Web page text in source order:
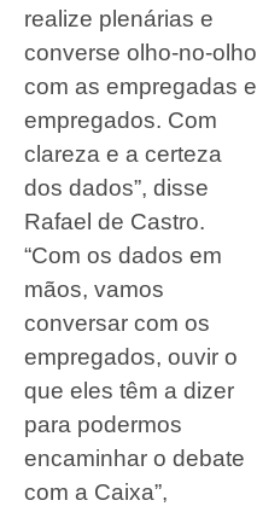
realize plenárias e
converse olho-no-olho
com as empregadas e
empregados. Com
clareza e a certeza
dos dados”, disse
Rafael de Castro.
“Com os dados em
mãos, vamos
conversar com os
empregados, ouvir o
que eles têm a dizer
para podermos
encaminhar o debate
com a Caixa”,